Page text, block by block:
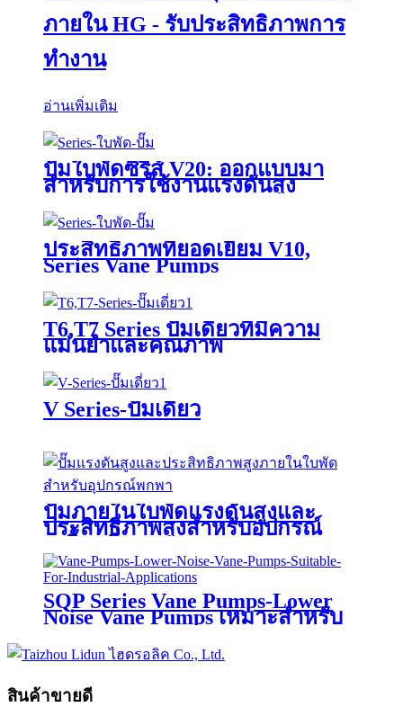
ภายใน HG - รับประสิทธิภาพการ
ทำงาน
อ่านเพิ่มเติม
ปั๊มใบพัดซีรีส์ V20: ออกแบบมา
สำหรับการใช้งานแรงดันสูง
ประสิทธิภาพที่ยอดเยี่ยม V10,
Series Vane Pumps
T6,T7 Series ปั๊มเดี่ยวที่มีความ
แม่นยำและคุณภาพ
V Series-ปั๊มเดี่ยว
ปั๊มภายในใบพัดแรงดันสูงและ
ประสิทธิภาพสูงสำหรับอุปกรณ์
เคลื่อนที่
SQP Series Vane Pumps-Lower
Noise Vane Pumps เหมาะสำหรับ
สินค้าขายดี